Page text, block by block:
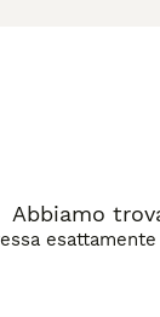
Abbiamo